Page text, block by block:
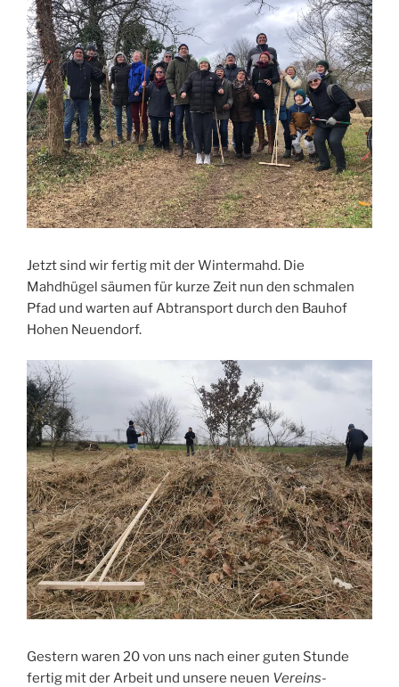
Jetzt sind wir fertig mit der Wintermahd. Die
Mahdhügel säumen für kurze Zeit nun den schmalen
Pfad und warten auf Abtransport durch den Bauhof
Hohen Neuendorf.
Gestern waren 20 von uns nach einer guten Stunde
fertig mit der Arbeit und unsere neuen Vereins-